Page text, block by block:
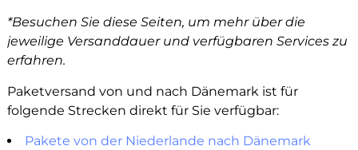
*Besuchen Sie diese Seiten, um mehr über die
jeweilige Versanddauer und verfügbaren Services zu
erfahren.
Paketversand von und nach Dänemark ist für
folgende Strecken direkt für Sie verfügbar:
Pakete von der Niederlande nach Dänemark